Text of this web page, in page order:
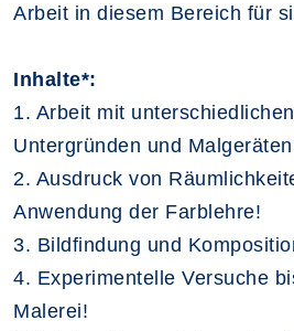
Arbeit in diesem Bereich für
Inhalte*:
1. Arbeit mit
Untergründen und
2. Ausdruck von
Anwendung der Farblehre!
3. Bildfindung und
4. Experimentelle Versuche
Malerei!